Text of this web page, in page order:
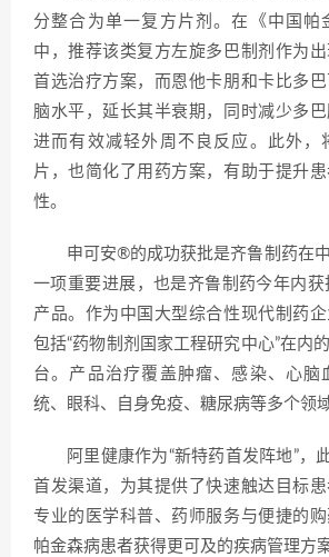
分整合为单一复方片剂。在《中国帕
中，推荐该类复方左旋多巴制剂作为
首选治疗方案，而恩他卡朋和卡比多
脑水平，延长其半衰期，同时减少多巴
进而有效减轻外周不良反应。此外，
片，也简化了用药方案，有助于提升
性。
申可安®的成功获批是齐鲁制药在
一项重要进展，也是齐鲁制药今年内
产品。作为中国大型综合性现代制药
包括“药物制剂国家工程研究中心”在内
台。产品治疗覆盖肿瘤、感染、心脑
统、眼科、自身免疫、糖尿病等多个领域
阿里健康作为“新特药首发阵地”，
首发渠道，为其提供了快速触达目标
专业的医学科普、药师服务与便捷的
帕金森病患者获得更可及的疾病管理方案